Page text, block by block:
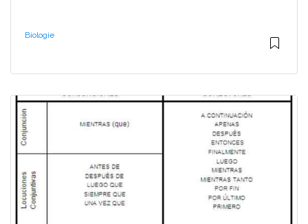
Biologie